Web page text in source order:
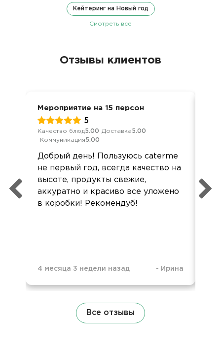
Кейтеринг на Новый год
Смотреть все
Отзывы клиентов
Мероприятие на 15 персон
5
Качество блюд5.00 Доставка5.00
Коммуникация5.00
Добрый день! Пользуюсь caterme
не первый год, всегда качество на
высоте, продукты свежие,
аккуратно и красиво все уложено
в коробки! Рекомендуб!
4 месяца 3 недели назад - Ирина
Вы
Все отзывы